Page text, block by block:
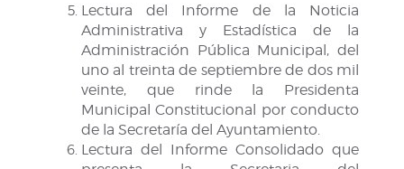
Lectura del Informe de la Noticia
Administrativa y Estadística de la
Administración Pública Municipal, del
uno al treinta de septiembre de dos mil
veinte, que rinde la Presidenta
Municipal Constitucional por conducto
de la Secretaría del Ayuntamiento.
Lectura del Informe Consolidado que